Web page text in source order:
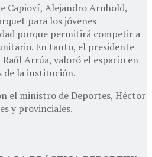
Capioví, Alejandro Arnhold,
para los jóvenes
porque permitirá competir a
En tanto, el presidente
Arrúa, valoró el espacio en
de la institución.
el ministro de Deportes, Héctor
y provinciales.